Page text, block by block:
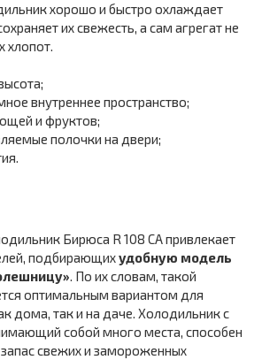
хорошо и быстро охлаждает
их свежесть, а сам агрегат не
хлопот.
внутреннее пространство;
и фруктов;
полочки на двери;
Бирюса R 108 CA привлекает
подбирающихудобную модель
. По их словам, такой
оптимальным вариантом для
дома, так и на даче. Холодильник с
собой много места, способен
свежих и замороженных